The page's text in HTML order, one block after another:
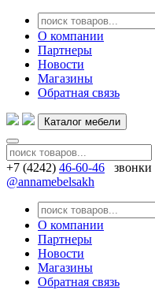
О компании
Партнеры
Новости
Магазины
Обратная связь
Каталог мебели
+7 (4242) 46-60-46
@annamebelsakh
О компании
Партнеры
Новости
Магазины
Обратная связь